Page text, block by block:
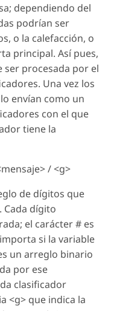
dependiendo del
podrían ser
o la calefacción, o
principal. Así pues,
procesada por el
Una vez los
envían como un
con el que
tiene la
/ <g>
de dígitos que
Cada dígito
el carácter # es
si la variable
un arreglo binario
por ese
clasificador
<g> que indica la